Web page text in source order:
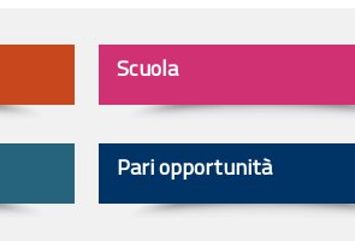
Scuola
Pari opportunità